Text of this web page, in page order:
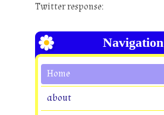
Twitter response:
Navigation
Home
about